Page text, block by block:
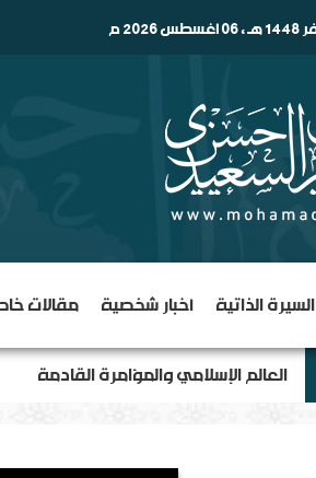
السيرة الذاتية أخبار شخصية مقالات
العالم الإسلامي والمؤامرة القادمة